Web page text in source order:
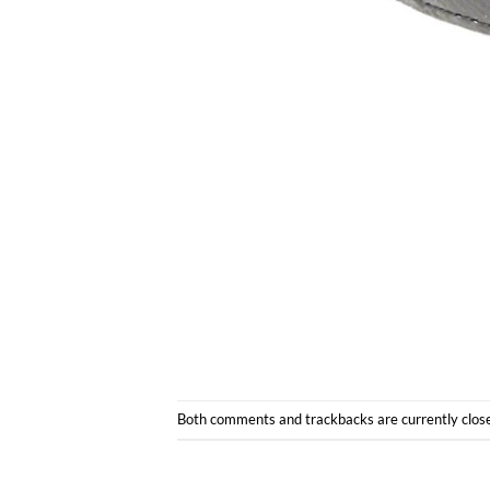
Both comments and trackbacks are currently